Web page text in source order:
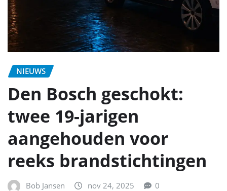
NIEUWS
Den Bosch geschokt:
twee 19-jarigen
aangehouden voor
reeks brandstichtingen
Bob Jansen nov 24, 2025 0